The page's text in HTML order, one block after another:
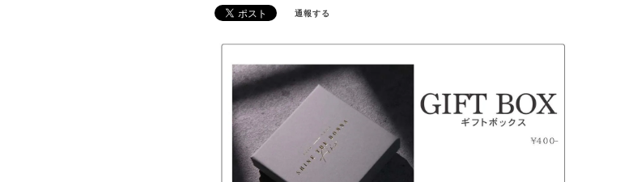
◆発送日・到着日の指定はできません。お問い合わせや備
や不具合、ご注文内容に誤りがないかの確認をお願いいた
◆万が一不良品をお届けしてしまった場合は、すぐにお取
り替えさせていただきますので、お手数ですが「ご注文者
様のお名前、商品欠陥・不良箇所の写真」を添付しチャッ
トからお問い合わせください。
◆不良品・誤配送の場合以外のお客様都合によるキャンセ
ル・返品はお受けできません。
通報する